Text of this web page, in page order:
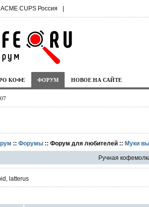
ACME CUPS Россия |
КОФЕ ФОРУМ НОВОЕ НА САЙТЕ
::Форумы :: Форум для любителей ::Муки
Ручная
latterus